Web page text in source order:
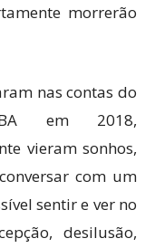
morrerão
nas contas do
BA em 2018,
vieram sonhos,
com um
sentir e ver no
desilusão,